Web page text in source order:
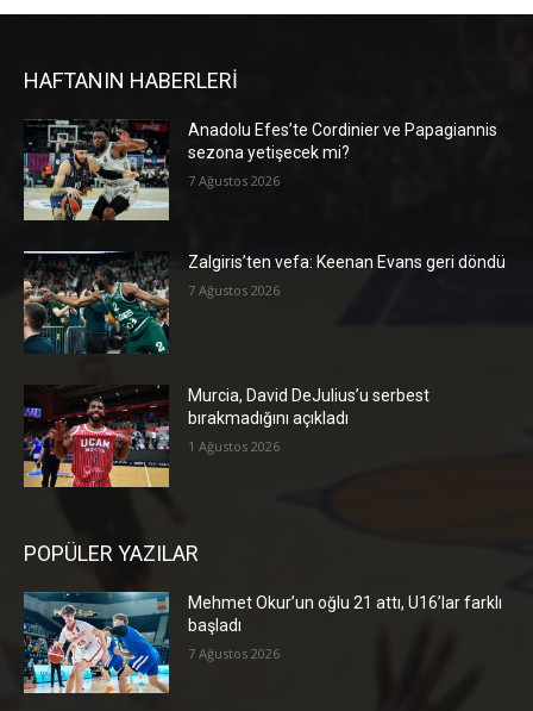
HAFTANIN HABERLERİ
Anadolu Efes’te Cordinier ve Papagiannis
sezona yetişecek mi?
7 Ağustos 2026
Zalgiris’ten vefa: Keenan Evans geri döndü
7 Ağustos 2026
Murcia, David DeJulius’u serbest
bırakmadığını açıkladı
1 Ağustos 2026
POPÜLER YAZILAR
Mehmet Okur’un oğlu 21 attı, U16’lar farklı
başladı
7 Ağustos 2026